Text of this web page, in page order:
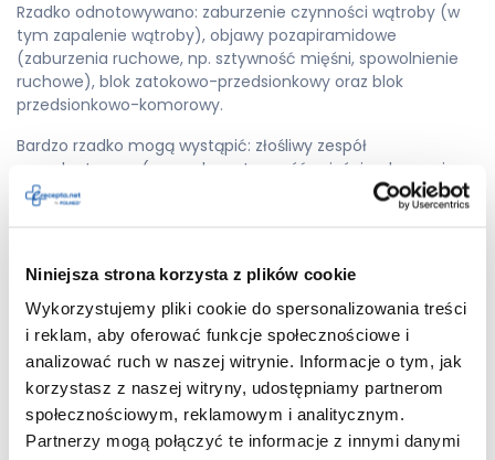
Niniejsza strona korzysta z plików cookie
Wykorzystujemy pliki cookie do spersonalizowania treści
i reklam, aby oferować funkcje społecznościowe i
analizować ruch w naszej witrynie. Informacje o tym, jak
korzystasz z naszej witryny, udostępniamy partnerom
społecznościowym, reklamowym i analitycznym.
Partnerzy mogą połączyć te informacje z innymi danymi
Rzadko odnotowywano: zaburzenie czynności wątroby (w
tym zapalenie wątroby), objawy pozapiramidowe
(zaburzenia ruchowe, np. sztywność mięśni, spowolnienie
ruchowe), blok zatokowo-przedsionkowy oraz blok
przedsionkowo-komorowy.
Bardzo rzadko mogą wystąpić: złośliwy zespół
neuroleptyczny (gorączka, sztywność mięśni, zaburzenia
świadomości) oraz rabdomioliza (nieprawidłowy rozpad
szybkie, nieregularne bicie serca i omdlenia (mogące być
objawem torsade de pointes), zmiany w czynności serca
widoczne w EKG (wydłużenie odstępu QT), zwiększone libido
i hiperseksualność, a także objaw krzywej wieży w Pizie
(mimowolny skurcz mięśni z nieprawidłowym skrzywieniem
ciała).
W przypadku wystąpienia jakichkolwiek niepokojących